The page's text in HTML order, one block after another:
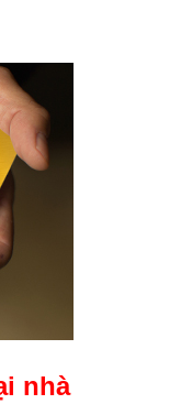
nhà